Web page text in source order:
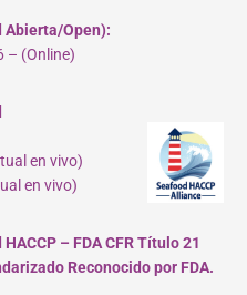
Abierta/Open):
– (Online)
en vivo)
en vivo)
– FDA CFR Título 21
Reconocido por FDA.